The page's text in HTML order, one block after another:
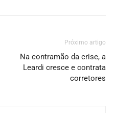
Próximo artigo
Na contramão da crise, a
Leardi cresce e contrata
corretores